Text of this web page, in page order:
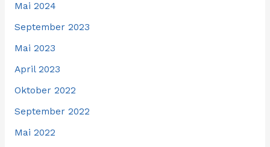
Mai 2024
September 2023
Mai 2023
April 2023
Oktober 2022
September 2022
Mai 2022